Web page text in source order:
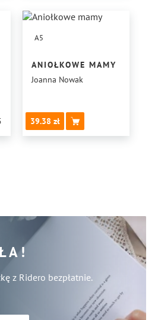
A5
ANIOŁKOWE MAMY
Joanna Nowak
39.38
z Ridero bezpłatnie.